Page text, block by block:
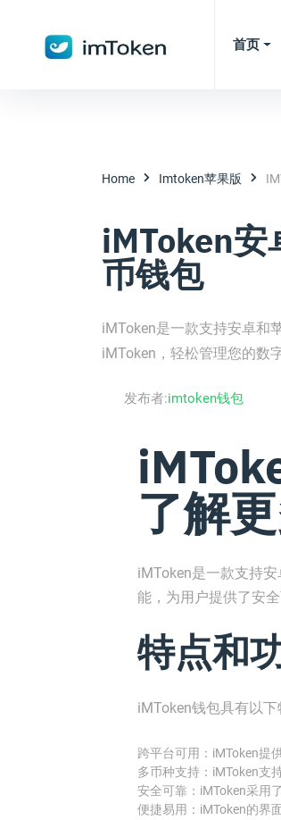
首页
Home Imtoken苹果版
iMToken安
币钱包
iMToken是一款支持安卓和
iMToken，轻松管理您的数
发布者:imtoken钱包
了解
iMToken是一款支持
能，为用户提供了安
特点和
iMToken钱包具有以下
跨平台可用：iMToken提
多币种支持：iMToken支
安全可靠：iMToken采用
便捷易用：iMToken的界